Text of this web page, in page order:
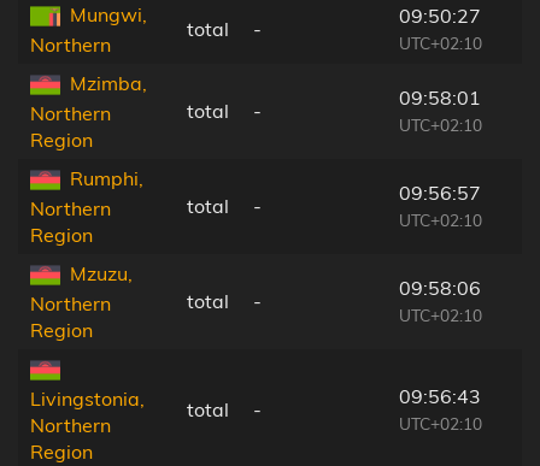
Mungwi,
Northern
total -
09:50:27
UTC+02:10
Mzimba,
Northern
Region
total -
09:58:01
UTC+02:10
Rumphi,
Northern
Region
total -
09:56:57
UTC+02:10
Mzuzu,
Northern
Region
total -
09:58:06
UTC+02:10
Livingstonia,
Northern
Region
total -
09:56:43
UTC+02:10